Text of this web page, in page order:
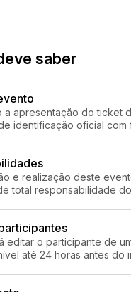
saber
a apresentação do ticket
identificação oficial
e realização deste
total responsabilidade
editar o participante de
até 24 horas antes do